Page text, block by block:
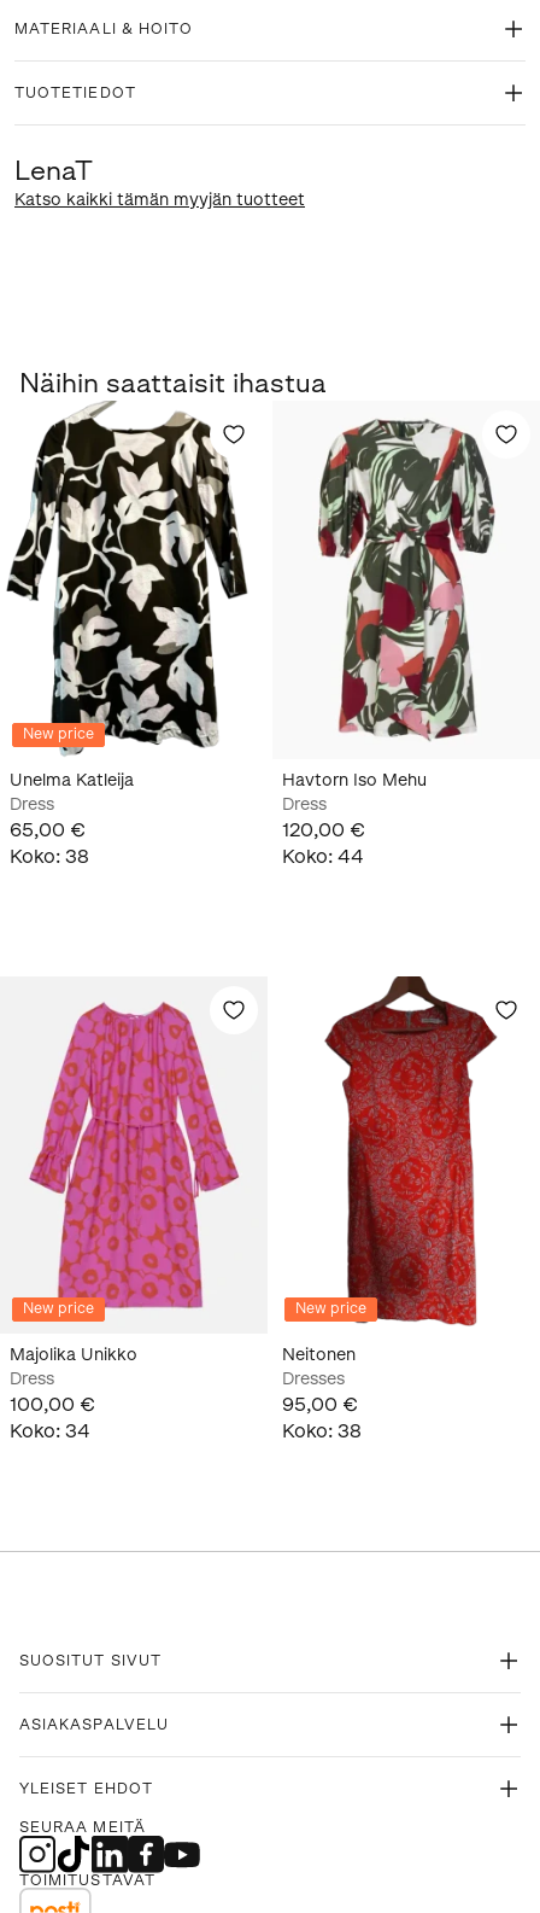
MATERIAALI & HOITO
TUOTETIEDOT
LenaT
Katso kaikki tämän myyjän tuotteet
Näihin saattaisit ihastua
New price
Unelma Katleija
Dress
65,00 €
Koko: 38
Havtorn Iso Mehu
Dress
120,00 €
Koko: 44
New price
Majolika Unikko
Dress
100,00 €
Koko: 34
New price
Neitonen
Dresses
95,00 €
Koko: 38
SUOSITUT SIVUT
ASIAKASPALVELU
YLEISET EHDOT
SEURAA MEITÄ
TOIMITUSTAVAT